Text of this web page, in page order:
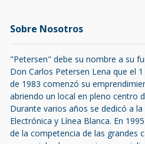
Sobre Nosotros
"Petersen" debe su nombre a su
Don Carlos Petersen Lena que el
de 1983 comenzó su
abriendo un local en pleno centro
Durante varios años se dedicó a la
Electrónica y Línea Blanca. En
de la competencia de las grandes